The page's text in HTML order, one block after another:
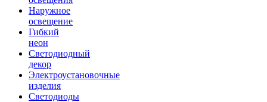
Наружное
освещение
Гибкий
неон
Светодиодный
декор
Электроустановочные
изделия
Светодиоды